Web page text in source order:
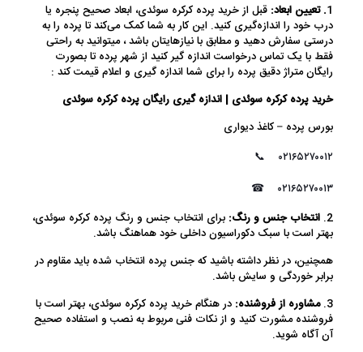
1. تعیین ابعاد: قبل از خرید پرده کرکره سوئدی، ابعاد صحیح پنجره یا
درب خود را اندازه‌گیری کنید. این کار به شما کمک می‌کند تا پرده را به
درستی سفارش دهید و مطابق با نیازهایتان باشد ، میتوانید به راحتی
فقط با یک تماس درخواست اندازه گیر کنید از شهر پرده تا بصورت
رایگان متراژ دقیق پرده را برای شما اندازه گیری و اعلام قیمت کند :
خرید پرده کرکره سوئدی | اندازه گیری رایگان پرده کرکره سوئدی
بورس پرده – کاغذ دیواری
۰۲۱۶۵۲۷۰۰۱۲ 📞
۰۲۱۶۵۲۷۰۰۱۳ ☎
2. انتخاب جنس و رنگ: برای انتخاب جنس و رنگ پرده کرکره سوئدی،
بهتر است با سبک دکوراسیون داخلی خود هماهنگ باشد.
همچنین، در نظر داشته باشید که جنس پرده انتخاب شده باید مقاوم در
برابر خوردگی و سایش باشد.
3. مشاوره از فروشنده: در هنگام خرید پرده کرکره سوئدی، بهتر است با
فروشنده مشورت کنید و از نکات فنی مربوط به نصب و استفاده صحیح
آن آگاه شوید.